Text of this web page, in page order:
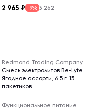
2 965 -9% 3 262
Redmond Trading Company
Смесь электролитов Re-Lyte
Ягодное ассорти, 6,5 г, 15
пакетиков
Функциональное питание